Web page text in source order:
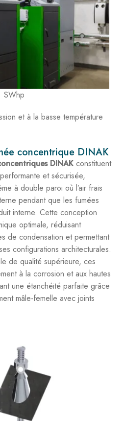
SWhp
et à la basse température
concentrique DINAK
DINAK constituent
et sécurisée,
à double paroi où l’air frais
pendant que les fumées
interne. Cette conception
optimale, réduisant
de condensation et permettant
configurations architecturales.
de qualité supérieure, ces
à la corrosion et aux hautes
une étanchéité parfaite grâce
mâle-femelle avec joints